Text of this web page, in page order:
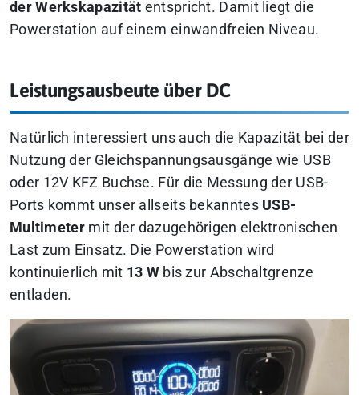
der Werkskapazität entspricht. Damit liegt die
Powerstation auf einem einwandfreien Niveau.
Leistungsausbeute über DC
Natürlich interessiert uns auch die Kapazität bei der
Nutzung der Gleichspannungsausgänge wie USB
oder 12V KFZ Buchse. Für die Messung der USB-
Ports kommt unser allseits bekanntes USB-
Multimeter mit der dazugehörigen elektronischen
Last zum Einsatz. Die Powerstation wird
kontinuierlich mit 13 Wbis zur Abschaltgrenze
entladen.